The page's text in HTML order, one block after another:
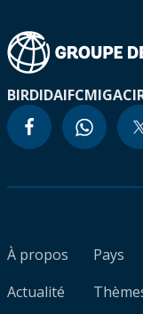
BIRDIDAIFCMIGA
À propos
Actualité
Pays